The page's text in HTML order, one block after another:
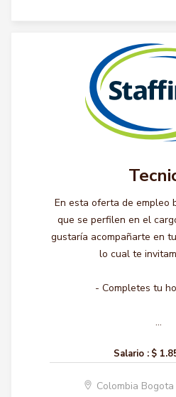
En esta oferta de empleo
que se perfilen en el
gustaría acompañarte en
lo cual te
- Completes tu
...
Salario : $
Colombia